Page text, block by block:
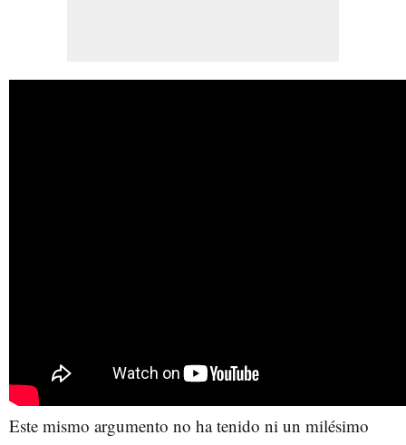
Este mismo argumento no ha tenido ni un milésimo